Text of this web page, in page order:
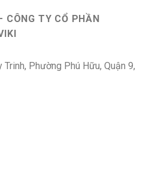
CÔNG TY CỔ PHẦN
Phường Phú Hữu, Quận 9,